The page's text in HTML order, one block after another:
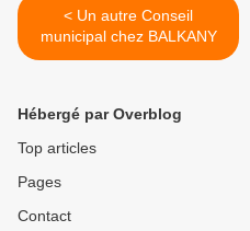
< Un autre Conseil
municipal chez BALKANY
Hébergé par Overblog
Top articles
Pages
Contact